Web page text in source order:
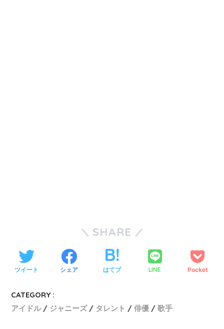
SHARE
ツイート シェア はてブ LINE Pocket
CATEGORY :
アイドル
ジャニーズ タレント 俳優 歌手